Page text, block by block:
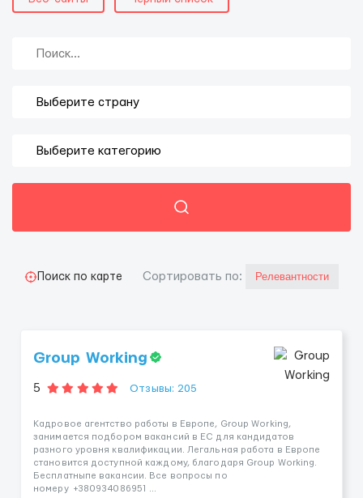
Поиск по карте Cортировать по:
Group Working
5 Отзывы: 205
Кадровое агентство работы в Европе, Group Working,
занимается подбором вакансий в ЕС для кандидатов
разного уровня квалификации. Легальная работа в Европе
становится доступной каждому, благодаря Group Working.
Бесплатныпе вакансии. Все вопросы по
номеру +380934086951 ...